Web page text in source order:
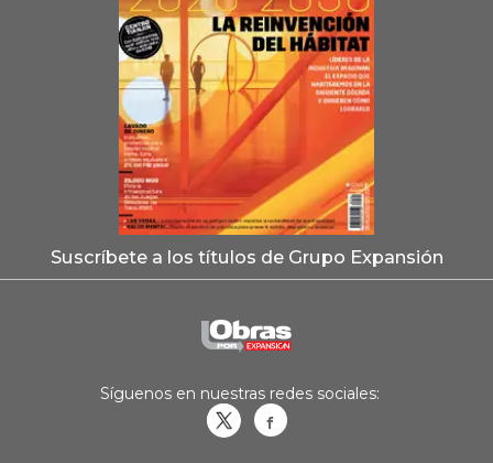
Suscríbete a los títulos de Grupo Expansión
Síguenos en nuestras redes sociales: